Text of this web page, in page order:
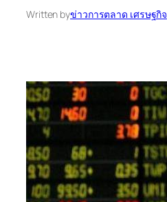
Written byข่าวการตลาด เศรษฐกิจ